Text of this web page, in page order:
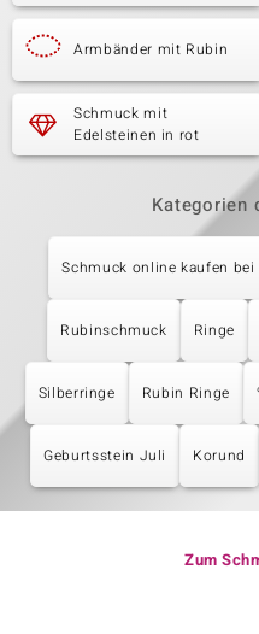
Armbänder mit Rubin
Schmuck mit
Edelsteinen in rot
Kategorien
Schmuck online kaufen bei
Rubinschmuck Ringe
Silberringe Rubin Ringe
Geburtsstein Juli Korund
Zum